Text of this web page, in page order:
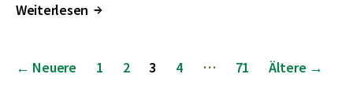
Weiterlesen
↑
Beitragsnavigation
← Neuere 1 2 3 4 … 71 Ältere →